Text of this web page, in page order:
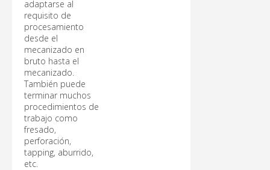
adaptarse al
requisito de
procesamiento
desde el
mecanizado en
bruto hasta el
mecanizado.
También puede
terminar muchos
procedimientos de
trabajo como
fresado,
perforación,
tapping, aburrido,
etc.